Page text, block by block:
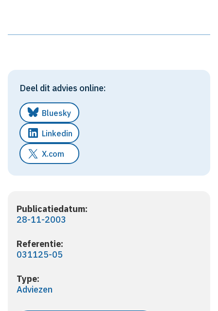
Publicatiedatum:
28-11-2003
Referentie:
031125-05
Type:
Adviezen
Deel dit advies online:
Bluesky
Linkedin
X.com